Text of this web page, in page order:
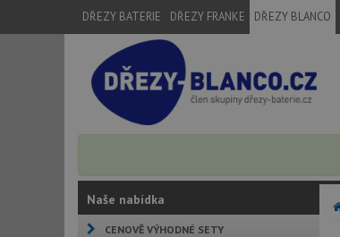
DŘEZY BATERIE DŘEZY FRANKE DŘEZY BLANCO
Naše nabídka
CENOVĚ VÝHODNÉ SETY